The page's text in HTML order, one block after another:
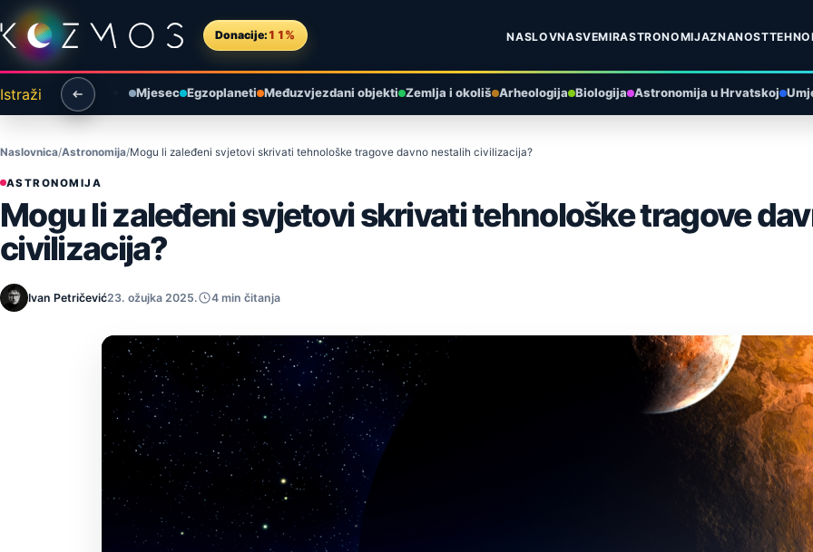
Preskoči na sadržaj
Donacije: 11% NASLOVNASVEMIRASTRONOMIJAZNANOST
Istraži Mjesec Egzoplaneti Međuzvjezdani objekti Zemlja i okoliš Arheologija Biologija Astronomija u Hrvatskoj
Naslovnica Astronomija Mogu li zaleđeni svjetovi skrivati tehnološke tragove davno nestalih civilizacija?
ASTRONOMIJA
Mogu li zaleđeni svjetovi skrivati tehnološke tragove
civilizacija?
Ivan Petričević23. ožujka 2025. 4 min čitanja